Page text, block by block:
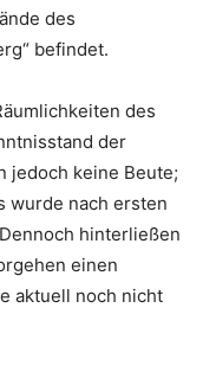
des
befindet.
des
der
jedoch keine Beute;
wurde nach ersten
hinterließen
einen
aktuell noch nicht